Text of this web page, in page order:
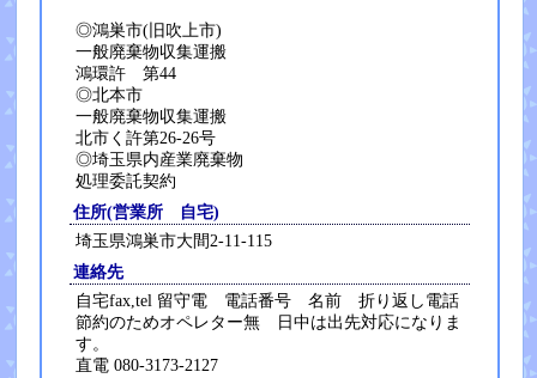
◎鴻巣市(旧吹上市)
一般廃棄物収集運搬
鴻環許 第44
◎北本市
一般廃棄物収集運搬
北市く許第26-26号
◎埼玉県内産業廃棄物
処理委託契約
住所(営業所 自宅)
埼玉県鴻巣市大間2-11-115
連絡先
自宅fax,tel 留守電 電話番号 名前 折り返し電話
節約のためオペレター無 日中は出先対応になりま
す。
直電 080-3173-2127